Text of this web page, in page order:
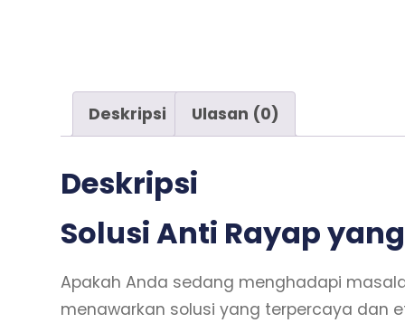
Deskripsi Ulasan (0)
Deskripsi
Solusi Anti Rayap
Apakah Anda sedang menghadapi
menawarkan solusi yang terpercaya dan